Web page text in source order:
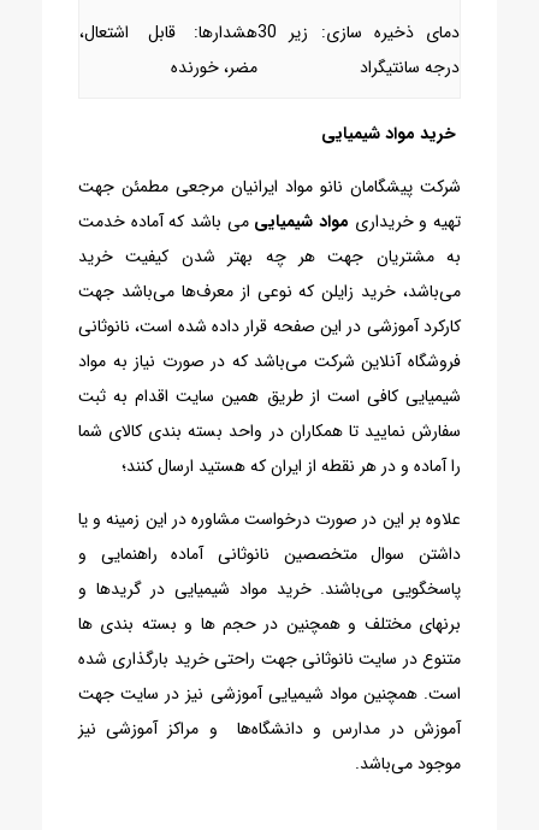
دمای ذخیره سازی: زیر 30
درجه سانتیگراد
هشدارها: قابل اشتعال،
مضر، خورنده
خرید مواد شیمیایی
شرکت پیشگامان نانو مواد ایرانیان مرجعی مطمئن جهت
تهیه و خریداری مواد شیمیایی می ‌باشد که آماده خدمت
به مشتریان جهت هر چه بهتر شدن کیفیت خرید
می‌باشد، خرید زایلن که نوعی از معرف‌ها می‌باشد جهت
کارکرد آموزشی در این صفحه قرار داده شده است، نانوثانی
فروشگاه آنلاین شرکت می‌باشد که در صورت نیاز به مواد
شیمیایی کافی است از طریق همین سایت اقدام به ثبت
سفارش نمایید تا همکاران در واحد بسته بندی کالای شما
را آماده و در هر نقطه از ایران که هستید ارسال کنند؛
علاوه بر این در صورت درخواست مشاوره در این زمینه و یا
داشتن سوال متخصصین نانوثانی آماده راهنمایی و
پاسخگویی می‌باشند. خرید مواد شیمیایی در گریدها و
برنهای مختلف و همچنین در حجم ها و بسته بندی ها
متنوع در سایت نانوثانی جهت راحتی خرید بارگذاری شده
است. همچنین مواد شیمیایی آموزشی نیز در سایت جهت
آموزش در مدارس و دانشگاه‌ها و مراکز آموزشی نیز
موجود می‌باشد.